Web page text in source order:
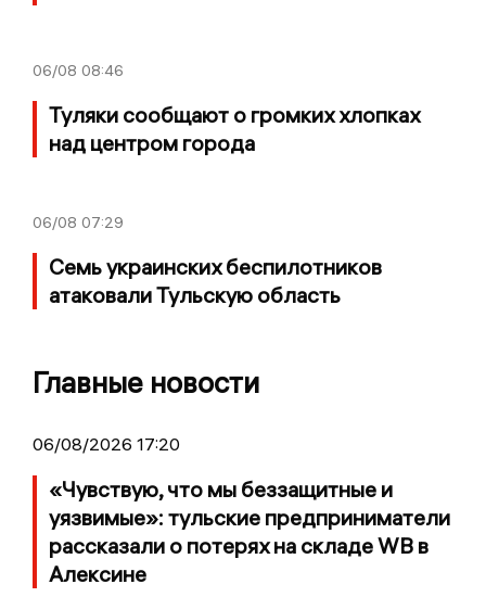
06/08 08:46
Туляки сообщают о громких хлопках
над центром города
06/08 07:29
Семь украинских беспилотников
атаковали Тульскую область
Главные новости
06/08/2026 17:20
«Чувствую, что мы беззащитные и
уязвимые»: тульские предприниматели
рассказали о потерях на складе WB в
Алексине